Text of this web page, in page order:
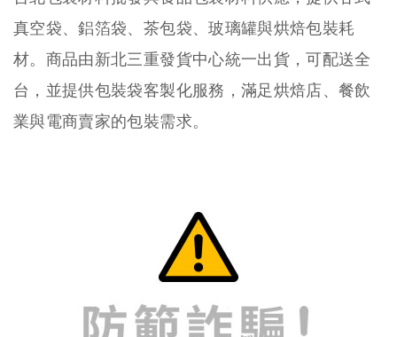
真空袋、鋁箔袋、茶包袋、玻璃罐與烘焙包裝耗
材。商品由新北三重發貨中心統一出貨，可配送全
台，並提供包裝袋客製化服務，滿足烘焙店、餐飲
業與電商賣家的包裝需求。